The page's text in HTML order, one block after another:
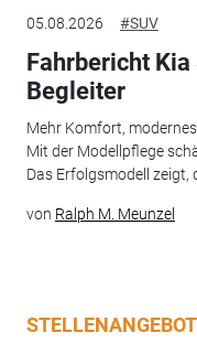
05.08.2026 #SUV
Fahrbericht
Begleiter
Mehr Komfort,
Mit der Modellpflege
Das Erfolgsmodell
von Ralph M. Meunzel